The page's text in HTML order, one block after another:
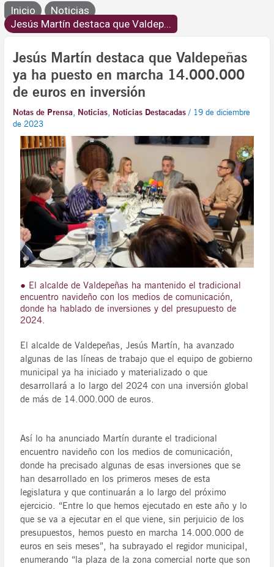
Inicio
Noticias
Jesús Martín destaca que Valdep...
Jesús Martín destaca que Valdepeñas
ya ha puesto en marcha 14.000.000
de euros en inversión
Notas de Prensa, Noticias, Noticias Destacadas / 19 de diciembre
de 2023
● El alcalde de Valdepeñas ha mantenido el tradicional
encuentro navideño con los medios de comunicación,
donde ha hablado de inversiones y del presupuesto de
2024.
El alcalde de Valdepeñas, Jesús Martín, ha avanzado
algunas de las líneas de trabajo que el equipo de gobierno
municipal ya ha iniciado y materializado o que
desarrollará a lo largo del 2024 con una inversión global
de más de 14.000.000 de euros.
Así lo ha anunciado Martín durante el tradicional
encuentro navideño con los medios de comunicación,
donde ha precisado algunas de esas inversiones que se
han desarrollado en los primeros meses de esta
legislatura y que continuarán a lo largo del próximo
ejercicio. “Entre lo que hemos ejecutado en este año y lo
que se va a ejecutar en el que viene, sin perjuicio de los
presupuestos, hemos puesto en marcha 14.000.000 de
euros en seis meses”, ha subrayado el regidor municipal,
enumerando “la plaza de la zona comercial norte que son